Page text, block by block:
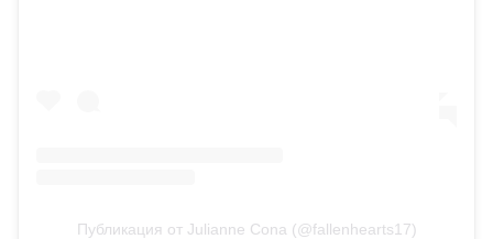
Публикация от Julianne Cona (@fallenhearts17)